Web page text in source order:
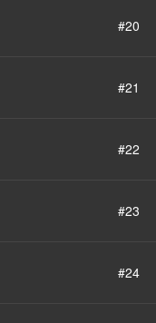
#20
#21
#22
#23
#24